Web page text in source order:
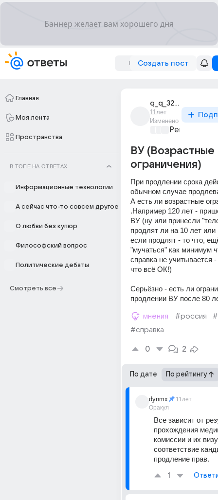
Создать пост
Главная
Моя лента
Пространства
В ТОПЕ НА ОТВЕТАХ
Информационные технологии
А сейчас что-то совсем другое
О любви без купюр
Философский вопрос
Политические дебаты
Смотреть все
q_q_3263
11лет
Изменено
Ремонт и
ВУ (Возрастные
ограничения)
При продлении срока
обычном случае
А есть ли возрастные
.Например 120 лет -
ВУ (ну или принесли
продлят ли на 10 лет
если продлят - то что,
"мучаться" как минимум
справка не учитывается
что всё ОК!)
Серьёзно - есть ли
продлении ВУ после 80
мнения #россия
#справка
0 2
По дате По рейтингу
dynmx
Оракул
11лет
Все зависит от
прохождения
комиссии и их
соответствие
продление прав.
1